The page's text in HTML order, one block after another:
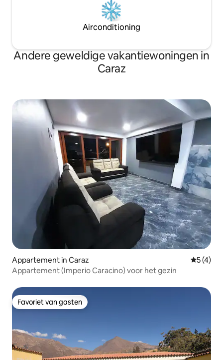
Airconditioning
Andere geweldige vakantiewoningen in
Caraz
Appartement in Caraz
5 (4)
Appartement (Imperio Caracino) voor het gezin
Favoriet van gasten
Favoriet van gasten